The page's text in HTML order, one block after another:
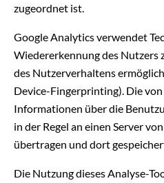
zugeordnet ist.
Google Analytics verwendet
Wiedererkennung des Nutzers
des Nutzerverhaltens
Device-Fingerprinting). Die
Informationen über die
in der Regel an einen Server
übertragen und dort
Die Nutzung dieses Analyse-